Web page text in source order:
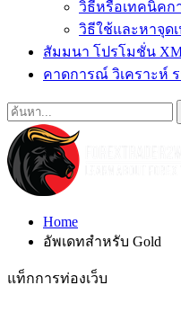
วิธีหรือเทคนิคกา
วิธีใช้และหาจุดเ
สัมมนา โปรโมชั่น
คาดการณ์ วิเคราะห์
Home
อัพเดทสำหรับ Gold
แท็กการท่องเว็บ